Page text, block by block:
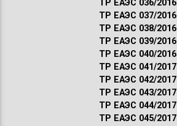
ТР ЕАЭС 036/2016
ТР ЕАЭС 037/2016
ТР ЕАЭС 038/2016
ТР ЕАЭС 039/2016
ТР ЕАЭС 040/2016
ТР ЕАЭС 041/2017
ТР ЕАЭС 042/2017
ТР ЕАЭС 043/2017
ТР ЕАЭС 044/2017
ТР ЕАЭС 045/2017